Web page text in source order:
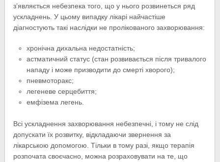
з’являється небезпека того, що у нього розвинеться ряд
ускладнень. У цьому випадку лікарі найчастіше
діагностують такі наслідки не пролікованого захворювання:
хронічна дихальна недостатність;
астматичний статус (стан розвивається після тривалого
нападу і може призводити до смерті хворого);
пневмоторакс;
легеневе серцебиття;
емфізема легень.
Всі ускладнення захворювання небезпечні, і тому не слід
допускати їх розвитку, відкладаючи звернення за
лікарською допомогою. Тільки в тому разі, якщо терапія
розпочата своєчасно, можна розраховувати на те, що